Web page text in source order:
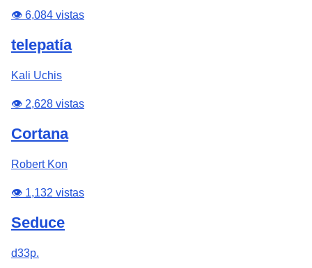
👁️ 6,084 vistas
telepatía
Kali Uchis
👁️ 2,628 vistas
Cortana
Robert Kon
👁️ 1,132 vistas
Seduce
d33p.